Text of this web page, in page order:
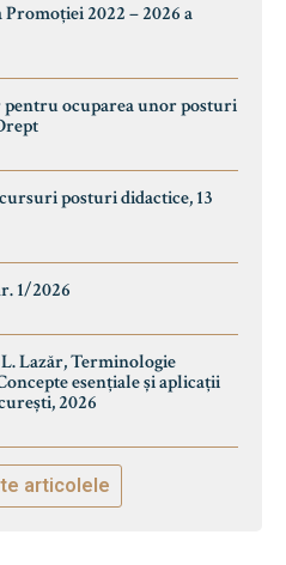
2022 – 2026 a
ocuparea unor posturi
posturi didactice, 13
1/2026
Lazăr, Terminologie
esențiale și aplicații
2026
articolele